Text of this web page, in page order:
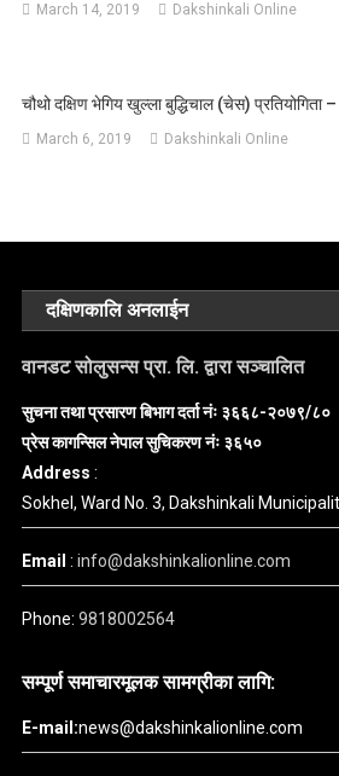
March 14, 2019 Dakshinkali Online
चौथो दक्षिण भेगिय खुल्ला बुद्धिचाल (चेस)
March 6, 2019 Dakshinkali Online
दक्षिणकालि अनलाईन
वानडट सोलुसन्स प्रा. लि. द्वारा सञ्चालित
सुचना तथा प्रसारण बिभाग दर्ता नंः ३६६८-२०७९/८०
प्रेस कागन्सिल नेपाल सुचिकरण नंः ३६५०
Address :
Sokhel, Ward No. 3, Dakshinkali
Email :info@dakshinkalionline.com
Phone:9818002564
सम्पूर्ण समाचारमूलक सामग्रीका लागि:
E-mail:news@dakshinkalionline.com